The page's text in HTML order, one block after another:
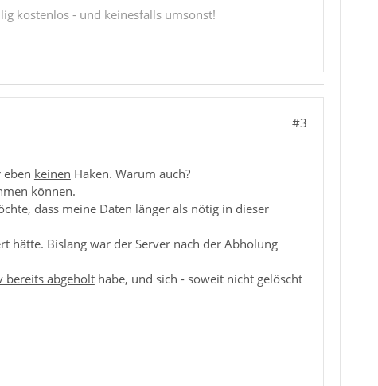
kostenlos - und keinesfalls umsonst!
#3
keinen Haken. Warum auch?
können.
dass meine Daten länger als nötig in dieser
hätte. Bislang war der Server nach der Abholung
bereits abgeholthabe, und sich - soweit nicht gelöscht